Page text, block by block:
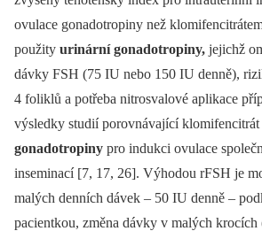
ovulace gonadotropiny než
použity urinární gonadotropiny, jejichž
dávky FSH (75 IU nebo 150 IU denně),
4 foliklů a potřeba nitrosvalové aplikace
výsledky studií porovnávající klomifencitrát
gonadotropiny pro indukci ovulace
inseminací [7, 17, 26]. Výhodou rFSH je
malých denních dávek –⁠ 50 IU denně –⁠
pacientkou, změna dávky v malých